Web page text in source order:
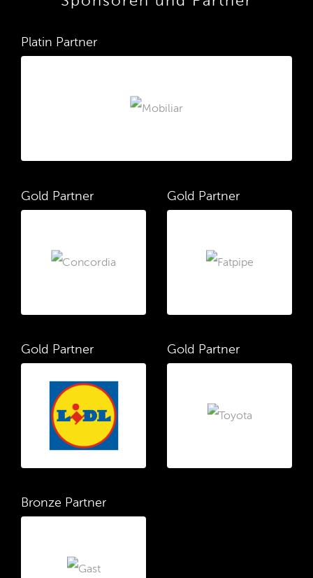
Platin Partner
Gold Partner Gold Partner
Gold Partner Gold Partner
Bronze Partner